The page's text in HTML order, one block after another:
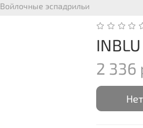
Войлочные эспадрильи
2 336